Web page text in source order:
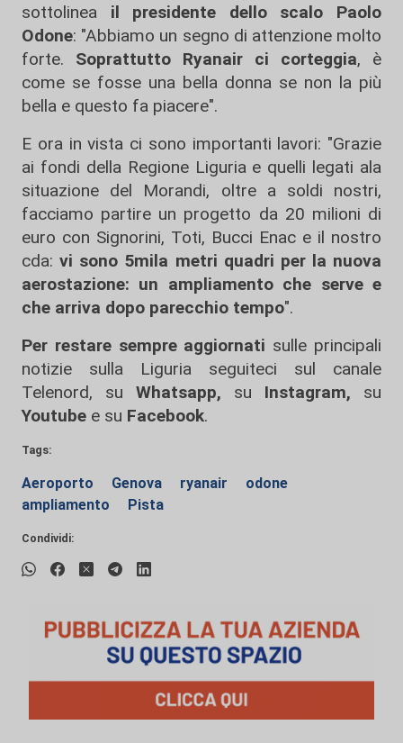
sottolinea il presidente dello scalo Paolo
Odone: "Abbiamo un segno di attenzione molto
forte. Soprattutto Ryanair ci corteggia, è
come se fosse una bella donna se non la più
bella e questo fa piacere".
E ora in vista ci sono importanti lavori: "Grazie
ai fondi della Regione Liguria e quelli legati ala
situazione del Morandi, oltre a soldi nostri,
facciamo partire un progetto da 20 milioni di
euro con Signorini, Toti, Bucci Enac e il nostro
cda:vi sono 5mila metri quadri per la nuova
aerostazione: un ampliamento che serve e
che arriva dopo parecchio tempo".
Per restare sempre aggiornati sulle principali
notizie sulla Liguria seguiteci sul canale
Telenord, su
Whatsapp, su Instagram, su
Youtube e su Facebook.
Tags:
Aeroporto Genova ryanair
odone
ampliamento
Pista
Condividi: